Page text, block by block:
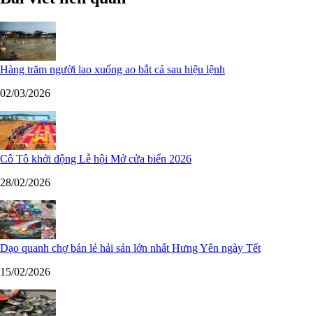
Hàng trăm người lao xuống ao bắt cá sau hiệu lệnh
02/03/2026
Cô Tô khởi động Lễ hội Mở cửa biển 2026
28/02/2026
Dạo quanh chợ bán lẻ hải sản lớn nhất Hưng Yên ngày Tết
15/02/2026